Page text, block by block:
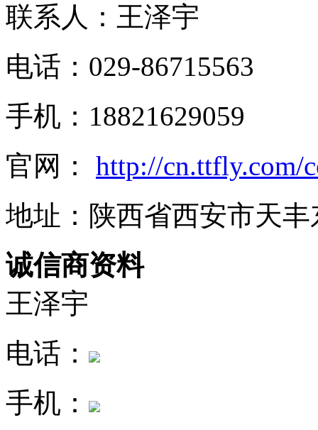
联系人：王泽宇
电话：029-86715563
手机：18821629059
官网： http://cn.ttfly.com/
地址：陕西省西安市天
诚信商资料
王泽宇
电话：
手机：